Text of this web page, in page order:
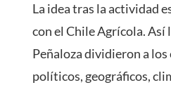
La idea tras la actividad
con el Chile Agrícola.
Peñaloza dividieron a
políticos, geográficos,